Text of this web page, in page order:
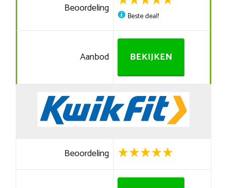
Beoordeling
Beste deal!
Aanbod BEKIJKEN
Beoordeling